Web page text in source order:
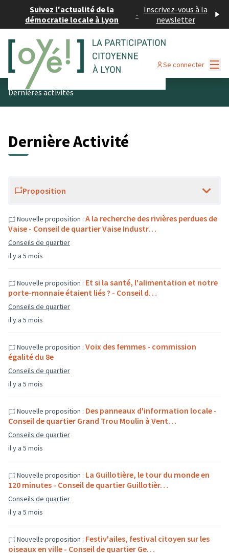
Suivez l'actualité de la
démocratie locale à Lyon
- Inscrivez-vous à la
newsletter
Se connecter
Dernières activités
Dernière Activité
Proposition
il y a 5 mois
Nouvelle proposition : A la recherche des rivières perdues de
Vaise - Conseil de quartier Vaise Industr…
Conseils de quartier
il y a 5 mois
Nouvelle proposition : Et si la santé, l'alimentation et notre
porte-monnaie étaient liés ? - Conseil d…
Conseils de quartier
il y a 5 mois
Nouvelle proposition : Voix des femmes - commission
égalité du 8e
Conseils de quartier
il y a 5 mois
Nouvelle proposition : Des panneaux d'information locale -
Conseil de quartier Grand Trou Moulin à Vent…
Conseils de quartier
il y a 5 mois
Nouvelle proposition : La Guillotière, le tour du monde en
120 minutes - Conseil de quartier Guillotièr…
Conseils de quartier
Nouvelle proposition : Festiv'ailes, festival citoyen sur les
oiseaux en ville - Conseil de quartier Ge…